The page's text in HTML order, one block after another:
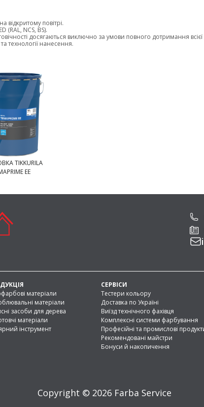
відкритому повітрі.
(RAL, NCS, BS).
досягаються виключно за умови повного дотримання
технології нанесення.
TIKKURILA
EE
матеріали
матеріали
засоби для дерева
матеріали
інструмент
СЕРВІСИ
Тестери кольору
Доставка по Україні
Виїзд технічного фахівця
Комплексні системи фарбування
Професійні та промислові
Рекомендовані майстри
Бонуси й накопичення
Copyright © 2026 Farba Service